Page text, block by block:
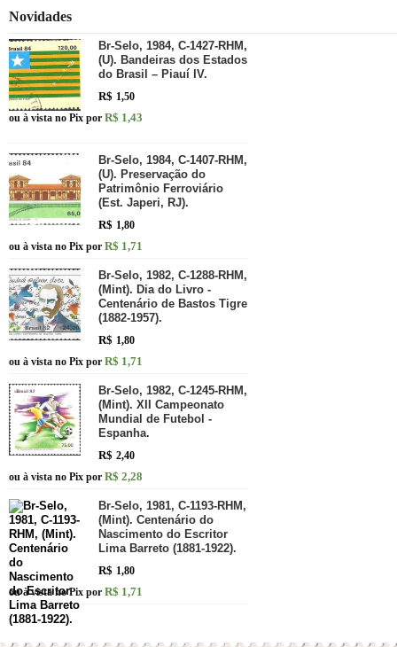
Novidades
Br-Selo, 1984, C-1427-RHM,
(U). Bandeiras dos Estados
do Brasil – Piauí IV.
R$ 1,50
ou à vista no Pix por R$ 1,43
Br-Selo, 1984, C-1407-RHM,
(U). Preservação do
Patrimônio Ferroviário
(Est. Japeri, RJ).
R$ 1,80
ou à vista no Pix por R$ 1,71
Br-Selo, 1982, C-1288-RHM,
(Mint). Dia do Livro -
Centenário de Bastos Tigre
(1882-1957).
R$ 1,80
ou à vista no Pix por R$ 1,71
Br-Selo, 1982, C-1245-RHM,
(Mint). XII Campeonato
Mundial de Futebol -
Espanha.
R$ 2,40
ou à vista no Pix por R$ 2,28
Br-Selo, 1981, C-1193-RHM,
(Mint). Centenário do
Nascimento do Escritor
Lima Barreto (1881-1922).
R$ 1,80
ou à vista no Pix por R$ 1,71